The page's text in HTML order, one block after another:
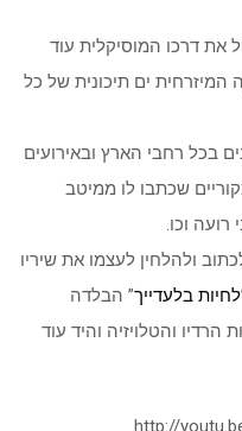
החל את דרכו המוסיקלית עוד
המיזרחית ים תיכונית של כל
בכל רחבי הארץ ובאירועים
שכתבו לו ממיטב
רועה וכו.
ולהלחין לעצמו את שיריו
לחיות בלעדייך” הבלדה
והטלויזיה והיד עוד